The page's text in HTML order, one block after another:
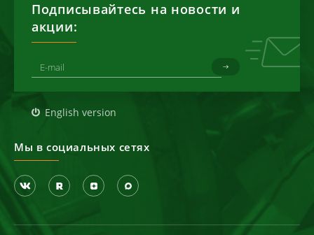
Подписывайтесь на новости и
акции:
English version
Мы в социальных сетях